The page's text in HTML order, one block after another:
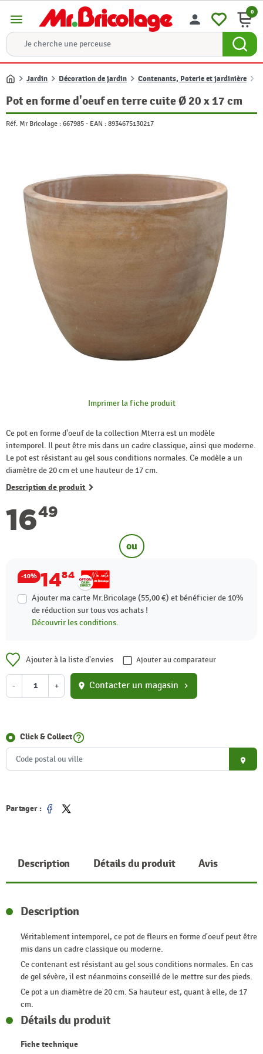
menu person 0
Accueil
Jardin Décoration de jardin Contenants, Poterie et jardinière
Pot en forme d'oeuf en terre cuite Ø 20 x 17 cm
Réf. Mr Bricolage : 667985 - EAN : 8934675130217
Imprimer la fiche produit
Ce pot en forme d'oeuf de la collection Mterra est un modèle
intemporel. Il peut être mis dans un cadre classique, ainsi que moderne.
Le pot est résistant au gel sous conditions normales. Ce modèle a un
diamètre de 20 cm et une hauteur de 17 cm.
Description de produit
1649
ou
-10% 1484
Ajouter ma carte Mr.Bricolage (55,00 €) et bénéficier de 10%
de réduction sur tous vos achats !
Découvrir les conditions.
Ajouter à la liste d'envies Ajouter au comparateur
- + location_on Contacter un magasin chevron_right
Click & Collecthelp_outline
place
Partager :
Partager
Tweet
Description Détails du produit Avis
Description
Véritablement intemporel, ce pot de fleurs en forme d'oeuf peut être
mis dans un cadre classique ou moderne.
Ce contenant est résistant au gel sous conditions normales. En cas
de gel sévère, il est néanmoins conseillé de le mettre sur des pieds.
Ce pot a un diamètre de 20 cm. Sa hauteur est, quant à elle, de 17
cm.
Détails du produit
Fiche technique